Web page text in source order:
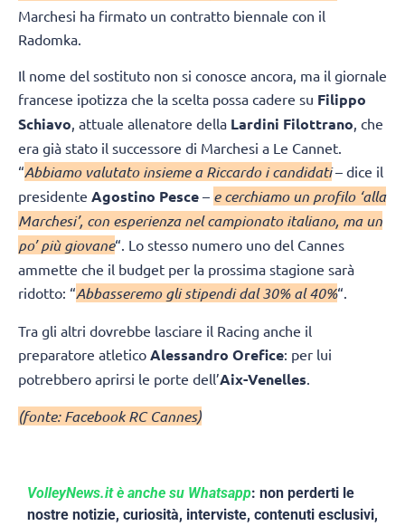
Marchesi ha firmato un contratto biennale con il
Radomka.
Il nome del sostituto non si conosce ancora, ma il giornale
francese ipotizza che la scelta possa cadere su Filippo
Schiavo, attuale allenatore della Lardini Filottrano, che
era già stato il successore di Marchesi a Le Cannet.
“Abbiamo valutato insieme a Riccardo i candidati– dice il
presidente Agostino Pesce – e cerchiamo un profilo ‘alla
Marchesi’, con esperienza nel campionato italiano, ma un
po’ più giovane“. Lo stesso numero uno del Cannes
ammette che il budget per la prossima stagione sarà
ridotto: “Abbasseremo gli stipendi dal 30% al 40%“.
Tra gli altri dovrebbe lasciare il Racing anche il
preparatore atletico Alessandro Orefice: per lui
potrebbero aprirsi le porte dell’Aix-Venelles
(fonte: Facebook RC Cannes)
VolleyNews.it è anche su Whatsapp: non perderti le
nostre notizie, curiosità, interviste, contenuti esclusivi,